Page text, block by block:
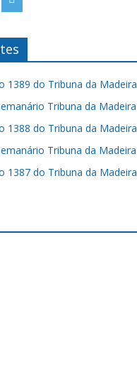
1389 do Tribuna da Madeira
Tribuna da Madeira
1388 do Tribuna da Madeira
Tribuna da Madeira
1387 do Tribuna da Madeira